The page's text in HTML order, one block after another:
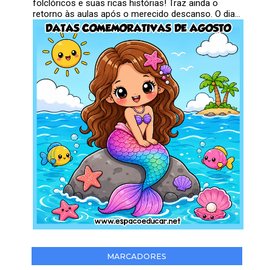
folclóricos e suas ricas histórias! Traz ainda o
retorno às aulas após o merecido descanso. O dia...
MARCADORES